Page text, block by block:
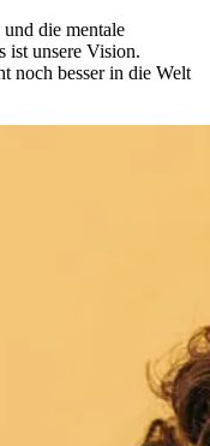
die mentale
ist unsere Vision.
noch besser in die Welt